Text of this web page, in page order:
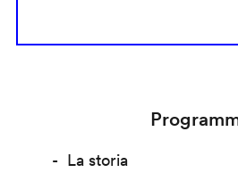
La storia